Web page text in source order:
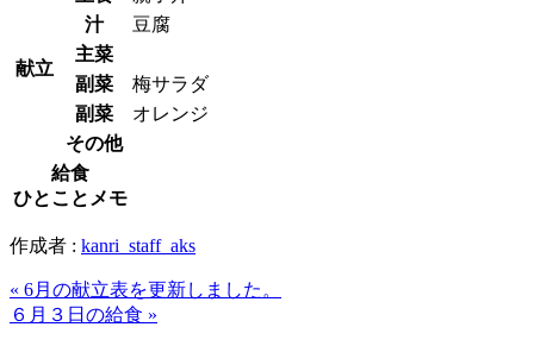
献立
汁
豆腐
主菜
副菜
梅サラダ
副菜
オレンジ
その他
給食
ひとことメモ
作成者 : kanri_staff_aks
« 6月の献立表を更新しました。
６月３日の給食 »